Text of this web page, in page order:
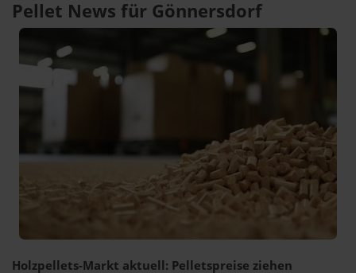
Pellet News für Gönnersdorf
Holzpellets-Markt aktuell: Pelletspreise ziehen